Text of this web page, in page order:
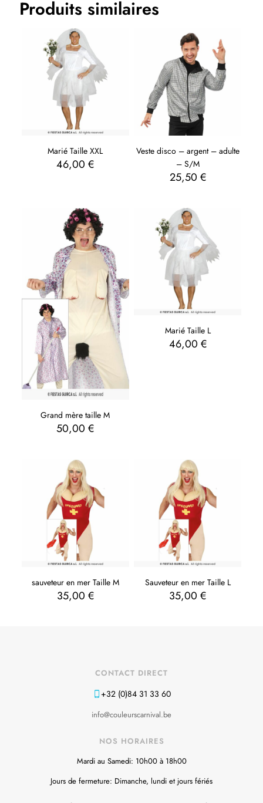
Produits similaires
Marié Taille XXL
46,00€
Veste disco – argent – adulte
– S/M
25,50 €
Grand mère taille M
50,00€
Marié Taille L
46,00 €
sauveteur en mer Taille M
35,00 €
Sauveteur en mer Taille L
35,00 €
CONTACT DIRECT
+32 (0)84 31 33 60
info@couleurscarnival.be
NOS HORAIRES
Mardi au Samedi: 10h00 à 18h00
Jours de fermeture: Dimanche, lundi et jours fériés